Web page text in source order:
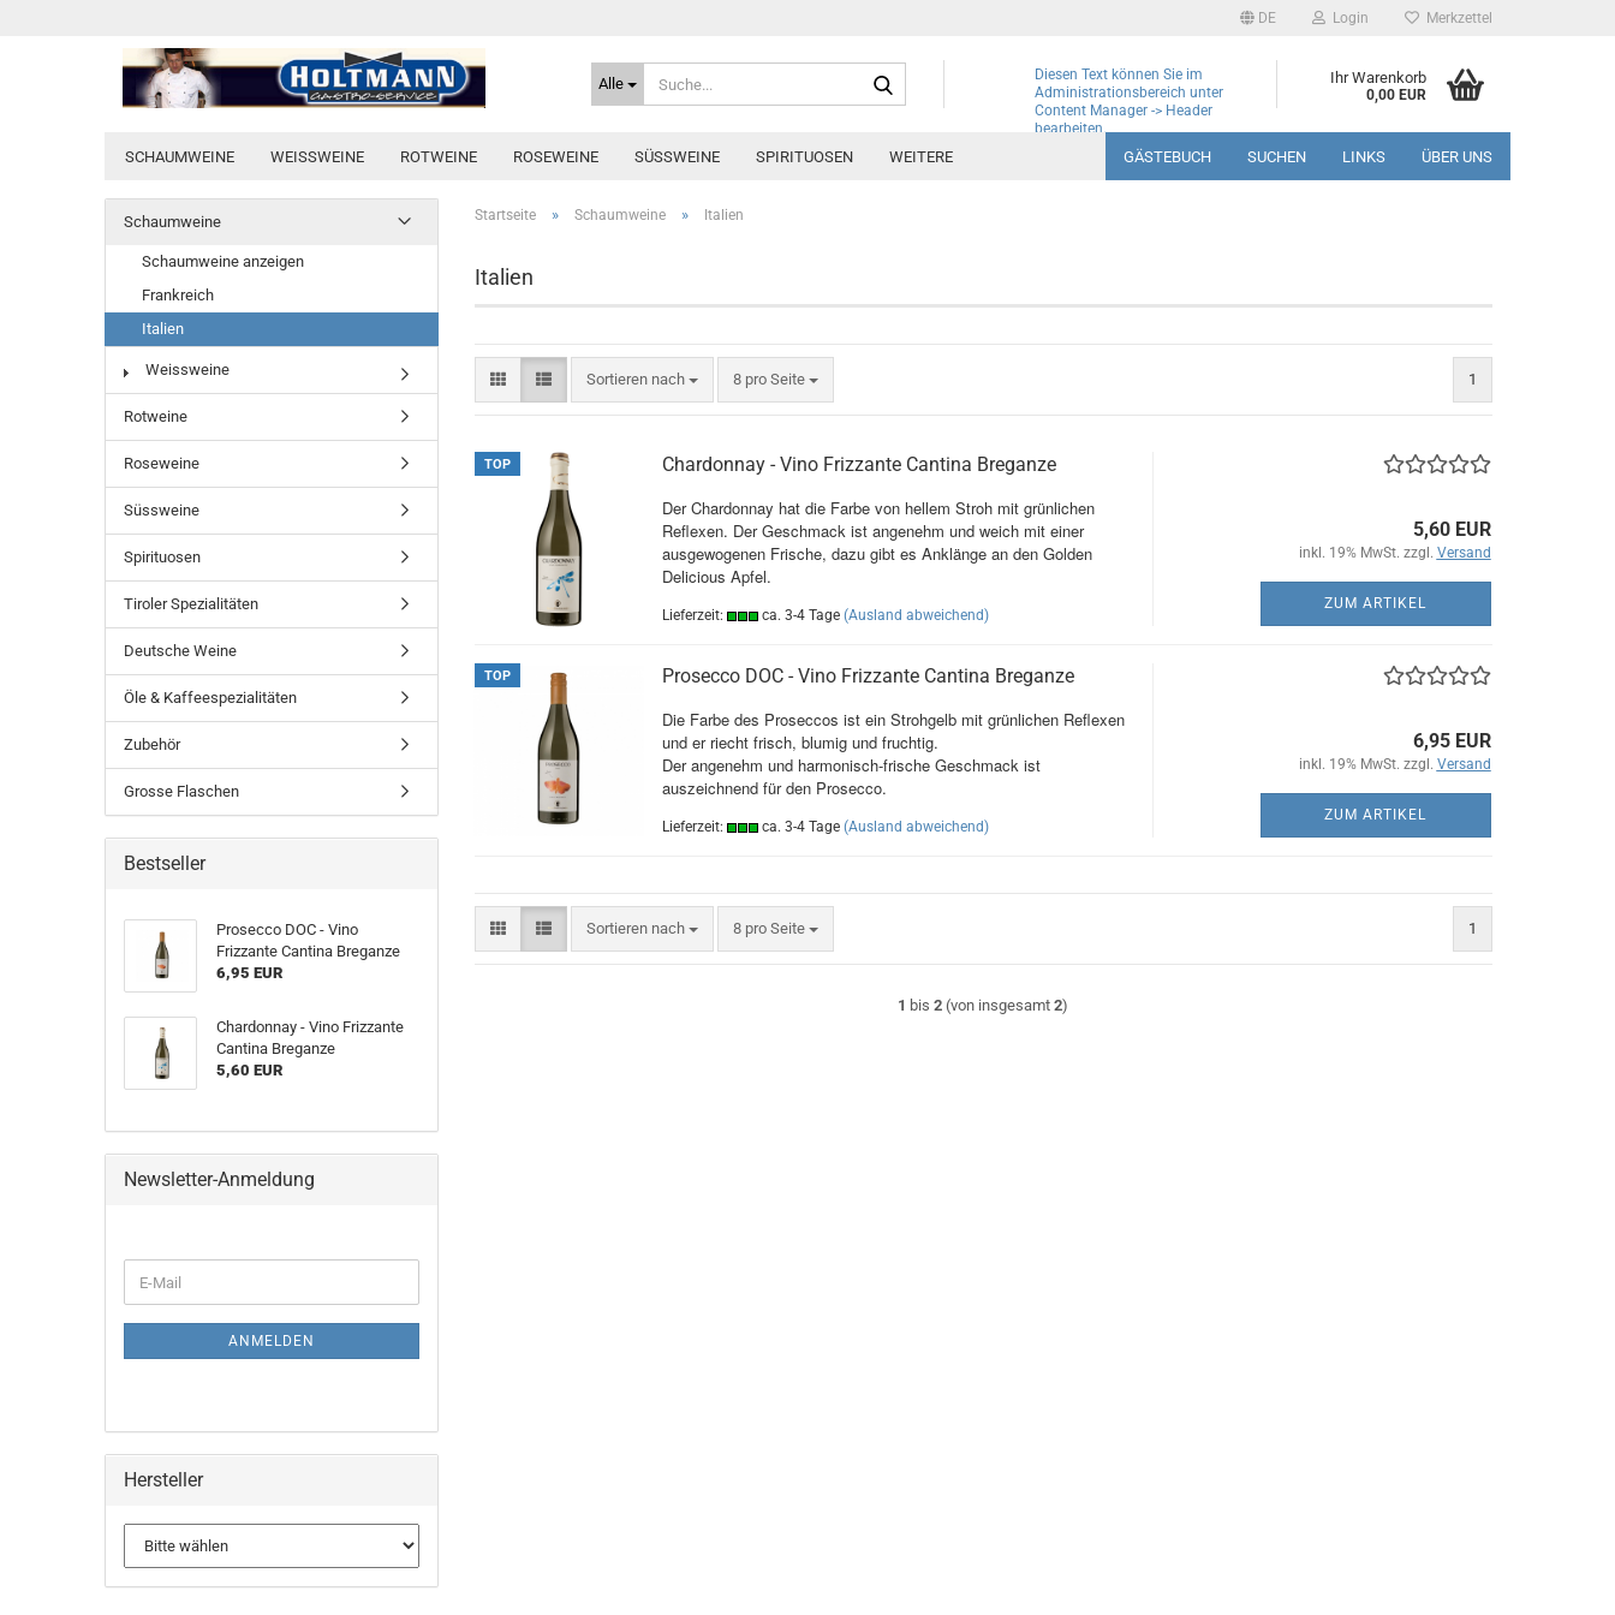
DE Login Merkzettel
Alle
Diesen Text können Sie im
Administrationsbereich unter
Content Manager -> Header
bearbeiten.
Ihr Warenkorb
0,00 EUR
SCHAUMWEINE WEISSWEINE ROTWEINE ROSEWEINE SÜSSWEINE SPIRITUOSEN GÄSTEBUCH SUCHEN LINKS ÜBER UNS
WEITERE
Startseite » Schaumweine » Italien
Italien
Sortieren nach
Sortieren nach 8 pro Seite
pro Seite 1
TOP
Chardonnay - Vino Frizzante Cantina Breganze
Der Chardonnay hat die Farbe von hellem Stroh mit grünlichen
Reflexen. Der Geschmack ist angenehm und weich mit einer
ausgewogenen Frische, dazu gibt es Anklänge an den Golden
Delicious Apfel.
Lieferzeit: ca. 3-4 Tage (Ausland abweichend)
5,60 EUR
inkl. 19% MwSt. zzgl. Versand
ZUM ARTIKEL
TOP
Prosecco DOC - Vino Frizzante Cantina Breganze
Die Farbe des Proseccos ist ein Strohgelb mit grünlichen Reflexen
und er riecht frisch, blumig und fruchtig.
Der angenehm und harmonisch-frische Geschmack ist
auszeichnend für den Prosecco.
Lieferzeit: ca. 3-4 Tage (Ausland abweichend)
6,95 EUR
inkl. 19% MwSt. zzgl. Versand
ZUM ARTIKEL
Sortieren nach
Sortieren nach 8 pro Seite
pro Seite 1
1 bis2 (von insgesamt2)
Schaumweine
Schaumweine anzeigen
Frankreich
Italien
Weissweine
Rotweine
Roseweine
Süssweine
Spirituosen
Tiroler Spezialitäten
Deutsche Weine
Öle & Kaffeespezialitäten
Zubehör
Grosse Flaschen
Bestseller
Prosecco DOC - Vino
Frizzante Cantina Breganze
6,95 EUR
Chardonnay - Vino Frizzante
Cantina Breganze
5,60 EUR
Newsletter-Anmeldung
ZUR
E-
Mail
ANMELDEN
Hersteller